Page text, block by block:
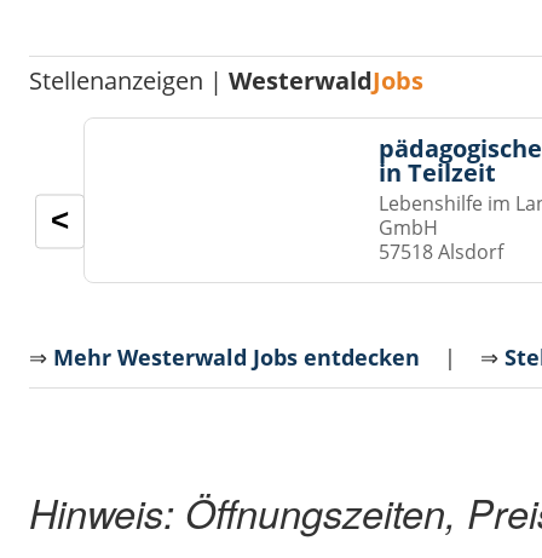
Stellenanzeigen |WesterwaldJobs
in Teilzeit
Lebenshilfe im
GmbH
57518 Alsdorf
<
⇒ Mehr Westerwald Jobs entdecken | ⇒
Hinweis: Öffnungszeiten,